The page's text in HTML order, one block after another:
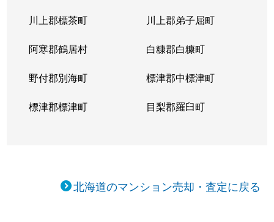
川上郡標茶町 川上郡弟子屈町
阿寒郡鶴居村 白糠郡白糠町
野付郡別海町 標津郡中標津町
標津郡標津町 目梨郡羅臼町
北海道のマンション売却・査定に戻る